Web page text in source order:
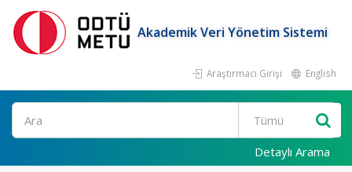
Akademik Veri Yönetim Sistemi
Araştırmacı Girişi English
Ara
Detaylı Arama